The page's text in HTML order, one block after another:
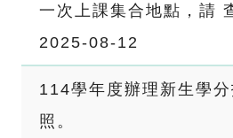
一次上課集合地點，請
2025-08-12
114學年度辦理新生學
照。